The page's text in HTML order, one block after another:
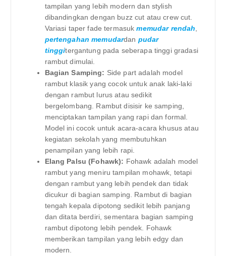
tampilan yang lebih modern dan stylish
dibandingkan dengan buzz cut atau crew cut.
Variasi taper fade termasukmemudar rendah
pertengahan memudardan pudar
tinggitergantung pada seberapa tinggi gradasi
rambut dimulai.
Bagian Samping: Side part adalah model
rambut klasik yang cocok untuk anak laki-laki
dengan rambut lurus atau sedikit
bergelombang. Rambut disisir ke samping,
menciptakan tampilan yang rapi dan formal.
Model ini cocok untuk acara-acara khusus atau
kegiatan sekolah yang membutuhkan
penampilan yang lebih rapi.
Elang Palsu (Fohawk): Fohawk adalah model
rambut yang meniru tampilan mohawk, tetapi
dengan rambut yang lebih pendek dan tidak
dicukur di bagian samping. Rambut di bagian
tengah kepala dipotong sedikit lebih panjang
dan ditata berdiri, sementara bagian samping
rambut dipotong lebih pendek. Fohawk
memberikan tampilan yang lebih edgy dan
modern.